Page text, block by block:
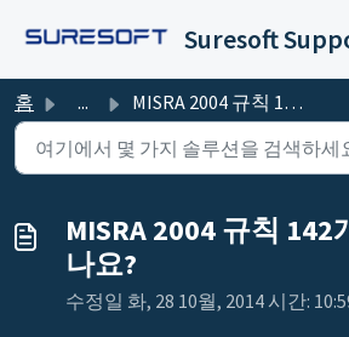
홈 ... MISRA 2004 규칙 142개 모두 지원하나요?
MISRA 2004 규칙
나요?
수정일 화, 28 10월, 2014 시간: